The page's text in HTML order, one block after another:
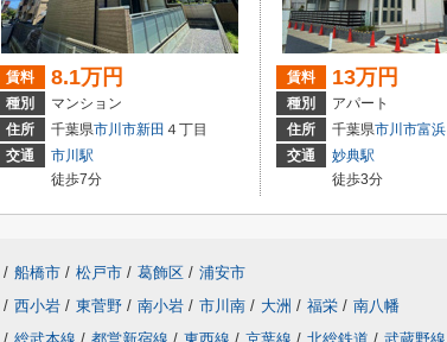
賃料 8.1万円
種別
マンション
住所
千葉県市川市新田 ４丁目
交通
市川駅
徒歩7分
賃料 13万円
種別
アパート
住所
千葉県市川市富浜
交通
妙典駅
徒歩3分
/ 船橋市 / 松戸市 / 葛飾区 / 浦安市
/ 西小岩 / 東菅野 / 南小岩 / 市川南 / 大洲 / 福栄 / 南八幡